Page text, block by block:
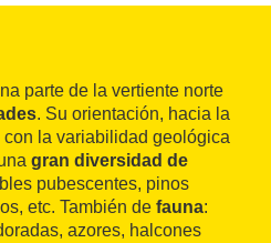
parte de la vertiente norte
. Su orientación, hacia la
la variabilidad geológica
gran diversidad de
pubescentes, pinos
etc. También de fauna:
azores, halcones